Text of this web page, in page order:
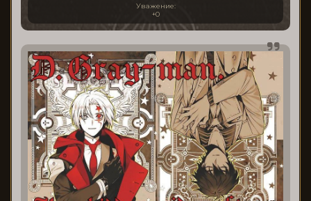
Уважение:
+0